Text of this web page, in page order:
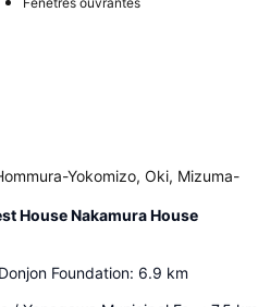
Yokomizo, Oki, Mizuma-
House Nakamura House
Foundation: 6.9 km